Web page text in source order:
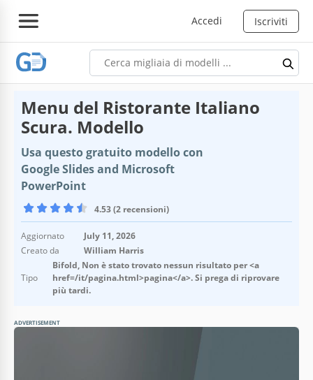
Accedi Iscriviti
Menu del Ristorante Italiano
Scura. Modello
Usa questo gratuito modello con
Google Slides and Microsoft
PowerPoint
4.53 (2 recensioni)
Aggiornato
July 11, 2026
Creato da
William Harris
Tipo
Bifold, Non è stato trovato nessun risultato per <a
href=/it/pagina.html>pagina</a>. Si prega di riprovare
più tardi.
ADVERTISEMENT